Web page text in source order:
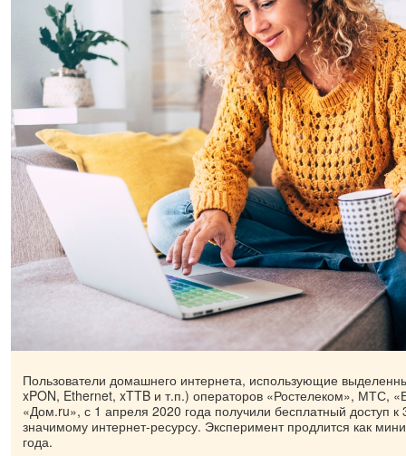
Пользователи домашнего интернета, использующие
xPON, Ethernet, xTTB и т.п.) операторов «Ростелеком», МТС,
«Дом.ru», с 1 апреля 2020 года получили бесплатный доступ к
значимому интернет-ресурсу. Эксперимент продлится как
года.